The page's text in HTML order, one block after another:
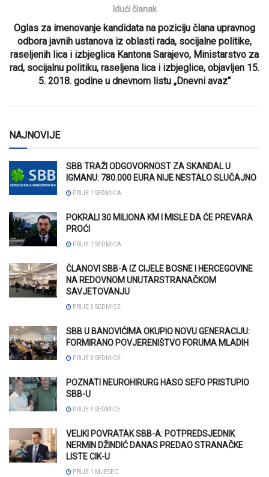
Idući članak
Oglas za imenovanje kandidata na poziciju člana upravnog
odbora javnih ustanova iz oblasti rada, socijalne politike,
raseljenih lica i izbjeglica Kantona Sarajevo, Ministarstvo za
rad, socijalnu politiku, raseljena lica i izbjeglice, objavljen 15.
5. 2018. godine u dnevnom listu „Dnevni avaz“
NAJNOVIJE
SBB TRAŽI ODGOVORNOST ZA SKANDAL U
IGMANU: 780.000 EURA NIJE NESTALO SLUČAJNO
PRIJE 1 SEDMICA
POKRALI 30 MILIONA KM I MISLE DA ĆE PREVARA
PROĆI
PRIJE 1 SEDMICA
ČLANOVI SBB-A IZ CIJELE BOSNE I HERCEGOVINE
NA REDOVNOM UNUTARSTRANAČKOM
SAVJETOVANJU
PRIJE 3 SEDMICE
SBB U BANOVIĆIMA OKUPIO NOVU GENERACIJU:
FORMIRANO POVJERENIŠTVO FORUMA MLADIH
PRIJE 3 SEDMICE
POZNATI NEUROHIRURG HASO SEFO PRISTUPIO
SBB-U
PRIJE 4 SEDMICE
VELIKI POVRATAK SBB-A: POTPREDSJEDNIK
NERMIN DŽINDIĆ DANAS PREDAO STRANAČKE
LISTE CIK-U
PRIJE 1 MJESEC